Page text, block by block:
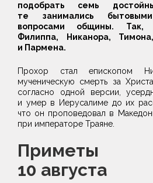
подобрать семь
те занимались
вопросами общины. Так,
Филиппа, Никанора,
и Пармена.
Прохор стал епископом
мученическую смерть за
согласно одной версии,
и умер в Иерусалиме до их
что он проповедовал в
при императоре Траяне.
Приметы
10 августа